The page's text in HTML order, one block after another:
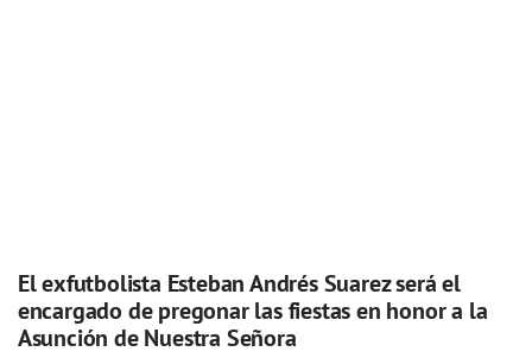
El exfutbolista Esteban Andrés Suarez será el
encargado de pregonar las fiestas en honor a la
Asunción de Nuestra Señora